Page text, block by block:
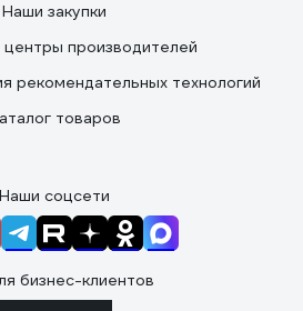
Наши закупки
производителей
рекомендательных технологий
товаров
Наши соцсети
бизнес-клиентов